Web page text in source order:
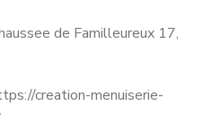
de Familleureux 17,
creation-menuiserie-